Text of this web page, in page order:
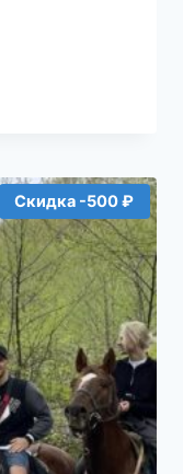
Скидка -500 ₽